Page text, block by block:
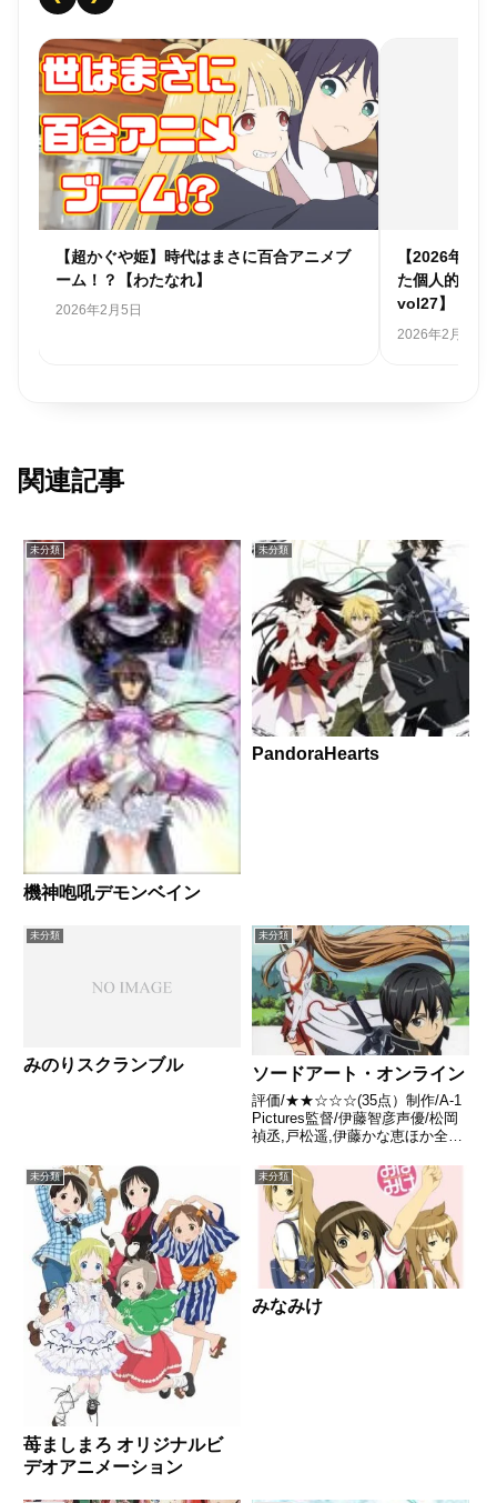
【超かぐや姫】時代はまさに百合アニメブ
ーム！？【わたなれ】
2026年2月5日
【2026年ア
た個人的アニ
vol27】
2026年2月1日
関連記事
未分類
機神咆吼デモンベイン
未分類
PandoraHearts
未分類
みのりスクランブル
未分類
ソードアート・オンライン
評価/★★☆☆☆(35点）制作/A-1
Pictures監督/伊藤智彦声優/松岡
禎丞,戸松遥,伊藤かな恵ほか全話/
らすじ2022年、とある大手電子
機器メーカーが仮想空間への接続
機器《ナーヴギア》を開発したこ
とで...
未分類
苺ましまろ オリジナルビ
デオアニメーション
未分類
みなみけ